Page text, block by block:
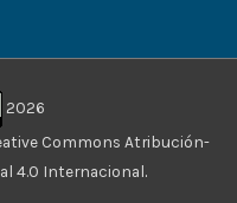
2026
Commons Atribución-
4.0 Internacional.